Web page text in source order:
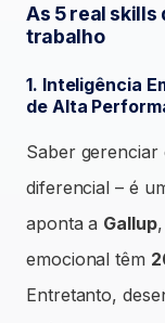
As 5 real skills
trabalho
1. Inteligência
de Alta
Saber gerenciar
diferencial – é
aponta a Gallup
emocional têm
Entretanto,